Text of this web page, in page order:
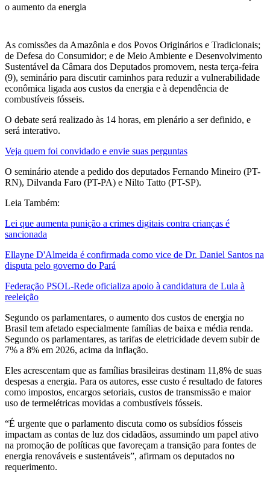
o aumento da energia
As comissões da Amazônia e dos Povos Originários e Tradicionais;
de Defesa do Consumidor; e de Meio Ambiente e Desenvolvimento
Sustentável da Câmara dos Deputados promovem, nesta terça-feira
(9), seminário para discutir caminhos para reduzir a vulnerabilidade
econômica ligada aos custos da energia e à dependência de
combustíveis fósseis.
O debate será realizado às 14 horas, em plenário a ser definido, e
será interativo.
Veja quem foi convidado e envie suas perguntas
O seminário atende a pedido dos deputados Fernando Mineiro (PT-
RN), Dilvanda Faro (PT-PA) e Nilto Tatto (PT-SP).
Leia Também:
Lei que aumenta punição a crimes digitais contra crianças é
sancionada
Ellayne D'Almeida é confirmada como vice de Dr. Daniel Santos na
disputa pelo governo do Pará
Federação PSOL-Rede oficializa apoio à candidatura de Lula à
reeleição
Segundo os parlamentares, o aumento dos custos de energia no
Brasil tem afetado especialmente famílias de baixa e média renda.
Segundo os parlamentares, as tarifas de eletricidade devem subir de
7% a 8% em 2026, acima da inflação.
Eles acrescentam que as famílias brasileiras destinam 11,8% de suas
despesas a energia. Para os autores, esse custo é resultado de fatores
como impostos, encargos setoriais, custos de transmissão e maior
uso de termelétricas movidas a combustíveis fósseis.
“É urgente que o parlamento discuta como os subsídios fósseis
impactam as contas de luz dos cidadãos, assumindo um papel ativo
na promoção de políticas que favoreçam a transição para fontes de
energia renováveis e sustentáveis”, afirmam os deputados no
requerimento.